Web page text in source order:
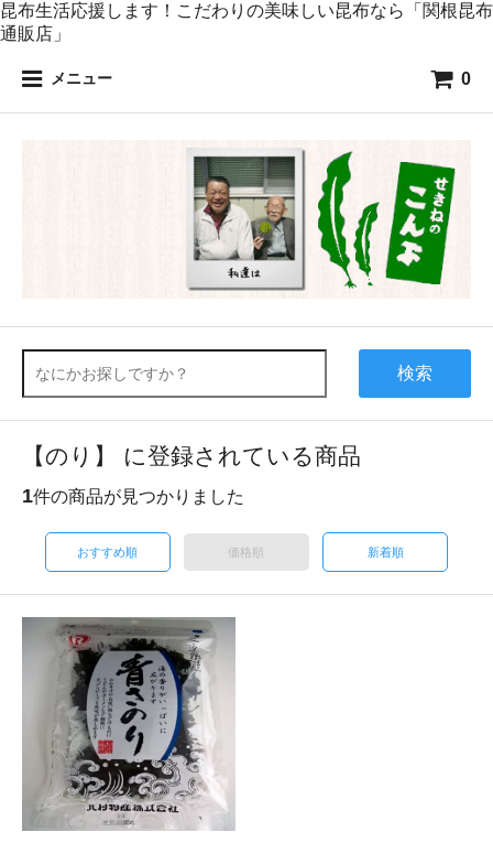
昆布生活応援します！こだわりの美味しい昆布なら「関根昆布
通販店」
メニュー 0
検索
【のり】 に登録されている商品
1件の商品が見つかりました
おすすめ順 価格順 新着順